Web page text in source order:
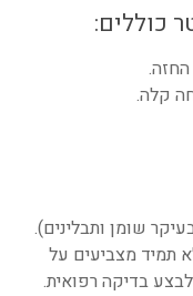
כוללים:
קלה.
שומן ותבלינים).
תמיד מצביעים על
בדיקה רפואית.